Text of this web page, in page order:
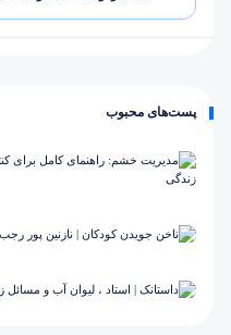
پست‌های محبوب